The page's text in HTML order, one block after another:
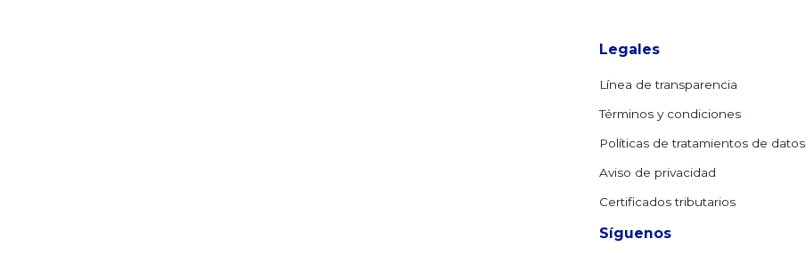
Legales
Línea de transparencia
Términos y condiciones
Políticas de tratamientos de datos
Aviso de privacidad
Certificados tributarios
Síguenos